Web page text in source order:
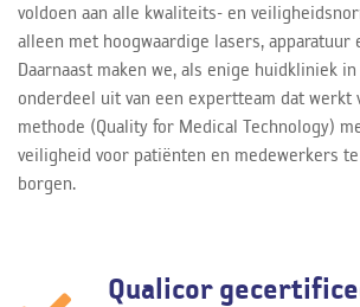
voldoen aan alle kwaliteits- en
alleen met hoogwaardige lasers, apparatuur
Daarnaast maken we, als enige huidkliniek
onderdeel uit van een expertteam dat werkt
methode (Quality for Medical Technology)
veiligheid voor patiënten en medewerkers
borgen.
Qualicor